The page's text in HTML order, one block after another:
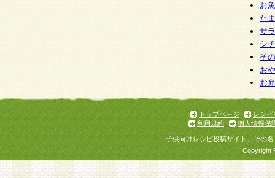
お
た
サ
シ
そ
お
お
トップページ
レシピ
利用規約
個人情報保
子供向けレシピ投稿サイト、その
Copyright